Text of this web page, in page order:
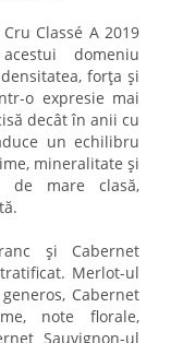
Classé A 2019
domeniu
forța și
o expresie mai
decât în anii cu
un echilibru
mineralitate și
de mare clasă,
și Cabernet
Merlot-ul
Cabernet
note florale,
Sauvignon-ul